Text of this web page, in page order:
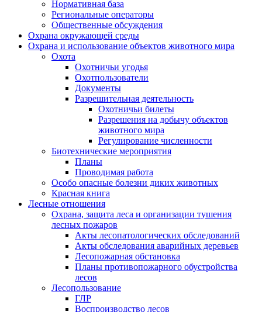
Нормативная база
Региональные операторы
Общественные обсуждения
Охрана окружающей среды
Охрана и использование объектов животного мира
Охота
Охотничьи угодья
Охотпользователи
Документы
Разрешительная деятельность
Охотничьи билеты
Разрешения на добычу объектов
животного мира
Регулирование численности
Биотехнические мероприятия
Планы
Проводимая работа
Особо опасные болезни диких животных
Красная книга
Лесные отношения
Охрана, защита леса и организации тушения
лесных пожаров
Акты лесопатологических обследований
Акты обследования аварийных деревьев
Лесопожарная обстановка
Планы противопожарного обустройства
лесов
Лесопользование
ГЛР
Воспроизводство лесов